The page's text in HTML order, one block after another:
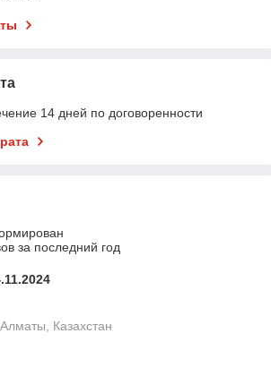
14 дней по договоренности
за последний год
Казахстан